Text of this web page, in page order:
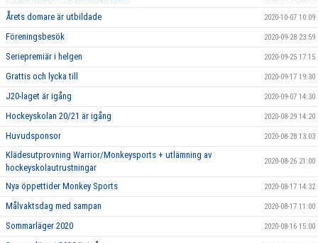
Årets domare är utbildade 2020-10-07 10:09
Föreningsbesök 2020-09-28 23:59
Seriepremiär i helgen 2020-09-25 17:15
Grattis och lycka till 2020-09-17 19:30
J20-laget är igång 2020-09-07 14:30
Hockeyskolan 20/21 är igång 2020-08-29 14:20
Huvudsponsor 2020-08-28 13:03
Klädesutprovning Warrior/Monkeysports + utlämning av
hockeyskolautrustningar
2020-08-26 21:00
Nya öppettider Monkey Sports 2020-08-17 14:32
Målvaktsdag med sampan 2020-08-17 11:00
Sommarläger 2020 2020-08-16 15:00